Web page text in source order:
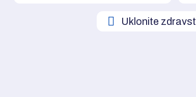
Uklonite